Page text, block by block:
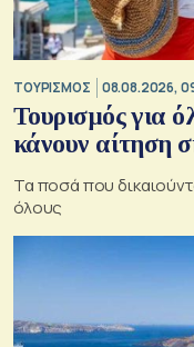
ΤΟΥΡΙΣΜΟΣ 08.08.2026,
Τουρισμός για
κάνουν αίτηση
Τα ποσά που
όλους